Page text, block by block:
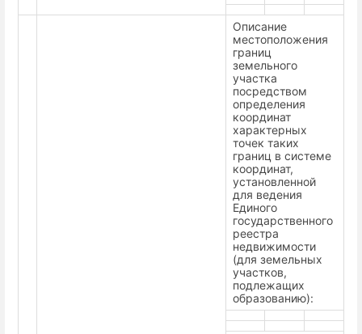
Описание
местоположения
границ
земельного
участка
посредством
определения
координат
характерных
точек таких
границ в системе
координат,
установленной
для ведения
Единого
государственного
реестра
недвижимости
(для земельных
участков,
подлежащих
образованию):